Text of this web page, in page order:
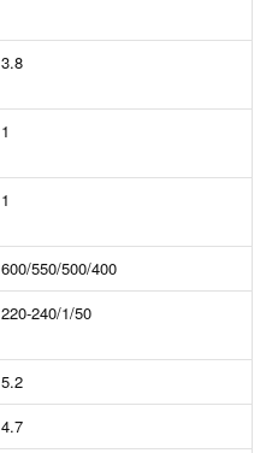
3.8
1
1
600/550/500/400
220-240/1/50
5.2
4.7